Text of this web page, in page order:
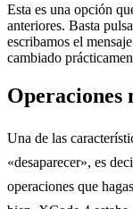
Esta es una opción
anteriores. Basta
escribamos el
cambiado
Operaciones
Una de las
«desaparecer», es
operaciones que